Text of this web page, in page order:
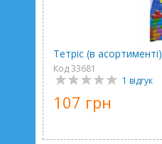
Тетріс (в асортименті)
Код 33681
1 відгук
107 грн